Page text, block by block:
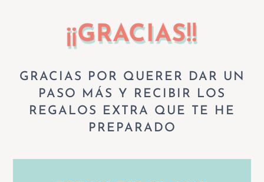
¡¡GRACIAS!!
GRACIAS POR QUERER DAR UN
PASO MÁS Y RECIBIR LOS
REGALOS EXTRA QUE TE HE
PREPARADO